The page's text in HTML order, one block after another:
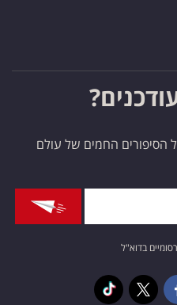
הסיפורים החמים של עולם
בדוא"ל